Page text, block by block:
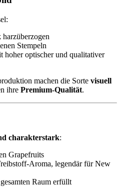
Stempeln
hoher optischer und qualitativer
machen die Sorte visuell
ihre Premium-Qualität.
charakterstark:
Grapefruits
Aroma, legendär für New
Raum erfüllt